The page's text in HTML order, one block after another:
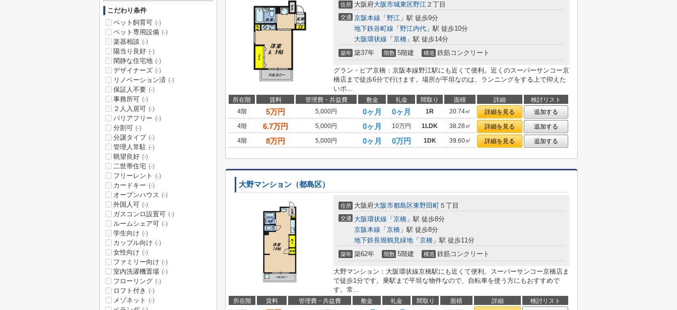
住所 大阪府大阪市城東区野江 ２丁目
交通 京阪本線 「 野江 」駅 徒歩9分
地下鉄谷町線 「 野江内代 」駅 徒歩10分
大阪環状線 「 京橋 」駅 徒歩14分
築年 築37年 階数 5階建 構造 鉄筋コンクリート
グラン・ピア京橋：京阪本線野江駅にも近くて便利。近くのスーパーサンコー京
橋店まで徒歩6分で行けます。場所が平坦なのは、ランニングをする上で抑えた
いポ...
所在階 賃料 管理費・共益費 敷金 礼金 間取り 面積 詳細
検討リスト
4階
5万円 5,000円 0ヶ月 0ヶ月 1R 20.74㎡ 詳細を見る
追加する
4階
6.7万円 5,000円 0ヶ月 10万円 1LDK 38.28㎡ 詳細を見る
追加する
4階
8万円 5,000円 0ヶ月 0万円 1DK 39.60㎡ 詳細を見る 追加する
大野マンション（都島区）
住所 大阪府大阪市都島区東野田町 ５丁目
交通 大阪環状線 「 京橋 」駅 徒歩8分
京阪本線 「 京橋 」駅 徒歩8分
地下鉄長堀鶴見緑地 「 京橋 」駅 徒歩11分
築年 築62年 階数 5階建 構造 鉄筋コンクリート
大野マンション：大阪環状線京橋駅にも近くて便利。スーパーサンコー京橋店ま
で徒歩1分です。乗駅まで平坦な物件なので、自転車を使う方にもおすすめで
す。常...
所在階 賃料 管理費・共益費 敷金 礼金 間取り 面積 詳細
検討リスト
こだわり条件
ペット飼育可 (-)
ペット専用設備 (-)
楽器相談 (-)
陽当り良好 (-)
閑静な住宅地 (-)
デザイナーズ (-)
リノベーション済 (-)
保証人不要 (-)
事務所可 (-)
２人入居可 (-)
バリアフリー (-)
分割可 (-)
分譲タイプ (-)
管理人常駐 (-)
眺望良好 (-)
二世帯住宅 (-)
フリーレント (-)
カードキー (-)
オープンハウス (-)
外国人可 (-)
ガスコンロ設置可 (-)
ルームシェア可 (-)
学生向け (-)
カップル向け (-)
女性向け (-)
ファミリー向け (-)
室内洗濯機置場 (-)
フローリング (-)
ロフト付き (-)
メゾネット (-)